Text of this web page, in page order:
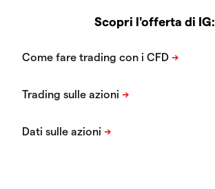
Scopri l'offerta di IG: